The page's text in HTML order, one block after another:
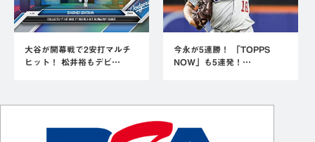
大谷が開幕戦で2安打マルチ
ヒット！ 松井裕もデビ…
今永が5連勝！ 「TOPPS
NOW」も5連発！…